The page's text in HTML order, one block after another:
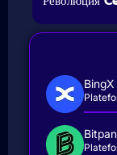
BingX